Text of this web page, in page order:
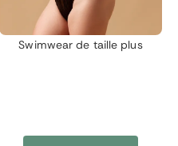
Swimwear de taille plus